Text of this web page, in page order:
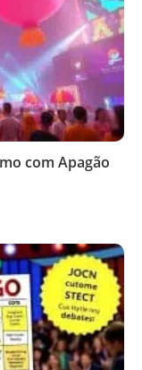
com Apagão